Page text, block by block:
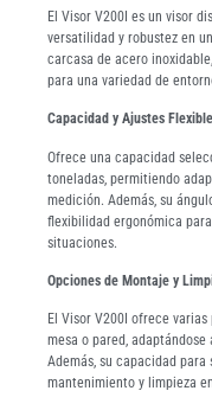
El Visor V200I es un visor
versatilidad y robustez en
carcasa de acero
para una variedad de
Capacidad y Ajustes
Ofrece una capacidad
toneladas, permitiendo
medición. Además, su
flexibilidad ergonómica
situaciones.
Opciones de Montaje y
El Visor V200I ofrece
mesa o pared,
Además, su capacidad
mantenimiento y limpieza